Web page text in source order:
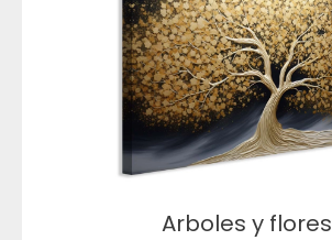
Arboles y flores